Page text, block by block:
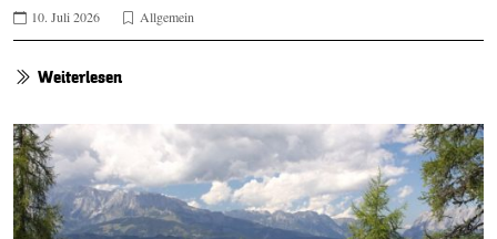
10. Juli 2026 Allgemein
Weiterlesen